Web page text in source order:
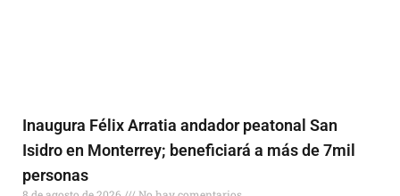
Inaugura Félix Arratia andador peatonal San
Isidro en Monterrey; beneficiará a más de 7mil
personas